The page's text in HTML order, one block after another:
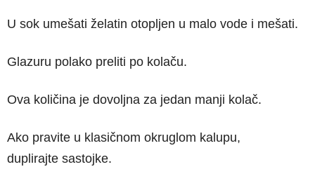
U sok umešati želatin otopljen u malo vode i mešati.
Glazuru polako preliti po kolaču.
Ova količina je dovoljna za jedan manji kolač.
Ako pravite u klasičnom okruglom kalupu,
duplirajte sastojke.